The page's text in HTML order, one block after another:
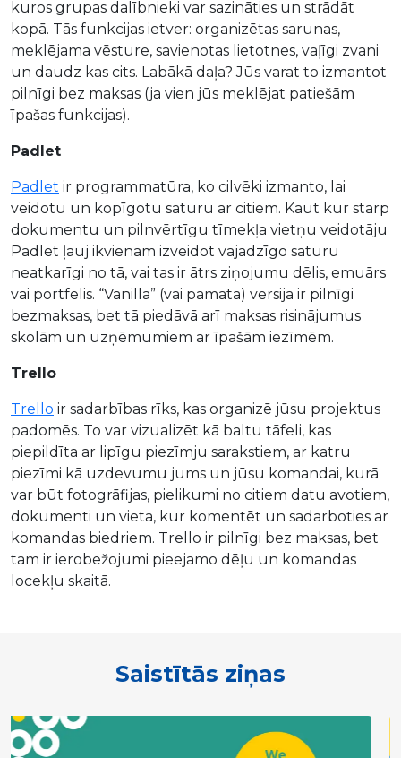
kuros grupas dalībnieki var sazināties un strādāt
kopā. Tās funkcijas ietver: organizētas sarunas,
meklējama vēsture, savienotas lietotnes, vaļīgi zvani
un daudz kas cits. Labākā daļa? Jūs varat to izmantot
pilnīgi bez maksas (ja vien jūs meklējat patiešām
īpašas funkcijas).
Padlet
Padlet ir programmatūra, ko cilvēki izmanto, lai
veidotu un kopīgotu saturu ar citiem. Kaut kur starp
dokumentu un pilnvērtīgu tīmekļa vietņu veidotāju
Padlet ļauj ikvienam izveidot vajadzīgo saturu
neatkarīgi no tā, vai tas ir ātrs ziņojumu dēlis, emuārs
vai portfelis. “Vanilla” (vai pamata) versija ir pilnīgi
bezmaksas, bet tā piedāvā arī maksas risinājumus
skolām un uzņēmumiem ar īpašām iezīmēm.
Trello
Trello ir sadarbības rīks, kas organizē jūsu projektus
padomēs. To var vizualizēt kā baltu tāfeli, kas
piepildīta ar lipīgu piezīmju sarakstiem, ar katru
piezīmi kā uzdevumu jums un jūsu komandai, kurā
var būt fotogrāfijas, pielikumi no citiem datu avotiem,
dokumenti un vieta, kur komentēt un sadarboties ar
komandas biedriem. Trello ir pilnīgi bez maksas, bet
tam ir ierobežojumi pieejamo dēļu un komandas
locekļu skaitā.
Saistītās ziņas